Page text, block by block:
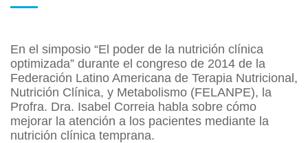
En el simposio “El poder de la nutrición clínica
optimizada” durante el congreso de 2014 de la
Federación Latino Americana de Terapia Nutricional,
Nutrición Clínica, y Metabolismo (FELANPE), la
Profra. Dra. Isabel Correia habla sobre cómo
mejorar la atención a los pacientes mediante la
nutrición clínica temprana.